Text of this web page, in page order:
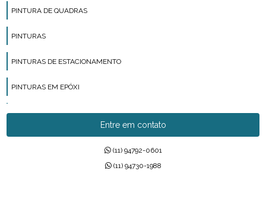
PINTURA DE QUADRAS
PINTURAS
PINTURAS DE ESTACIONAMENTO
PINTURAS EM EPÓXI
PINTURAS EM POLIURETANO
PINTURAS EPÓXI
Entre em contato
(11) 94792-0601
(11) 94730-1988